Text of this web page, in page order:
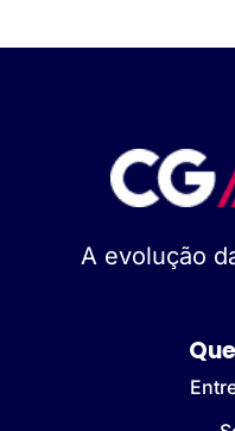
A evolução